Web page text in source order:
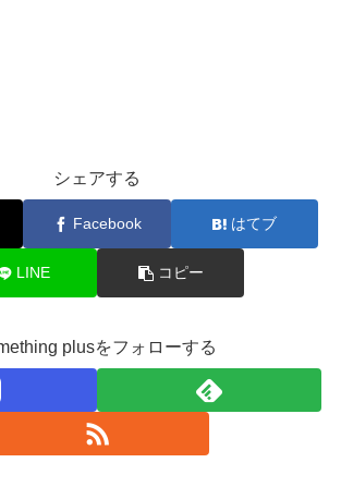
シェアする
Facebook はてブ
LINE コピー
plusをフォローする